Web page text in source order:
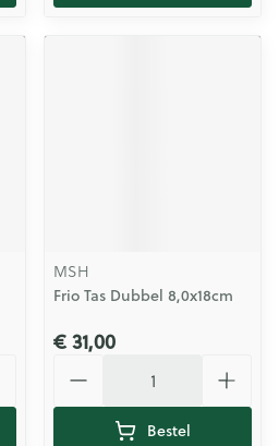
MSH
Frio Tas Dubbel 8,0x18cm
€ 31,00
Bestel